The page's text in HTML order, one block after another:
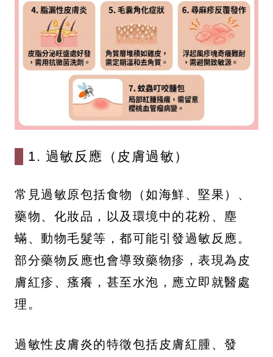
1. 過敏反應（皮膚過敏）
常見過敏原包括食物（如海鮮、堅果）、
藥物、化妝品，以及環境中的花粉、塵
蟎、動物毛髮等，都可能引發過敏反應。
部分藥物反應也會導致藥物疹，表現為皮
膚紅疹、瘙癢，甚至水泡，應立即就醫處
理。
過敏性皮膚炎的特徵包括皮膚紅腫、發